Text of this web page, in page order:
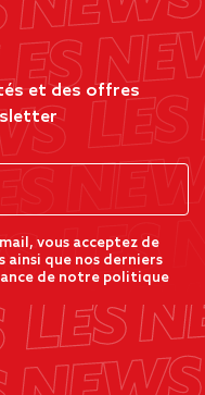
et des offres
vous acceptez de
ainsi que nos derniers
de notre politique